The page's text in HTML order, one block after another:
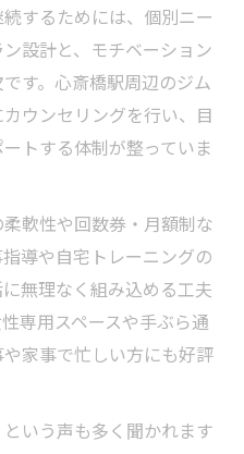
するためには、個別ニー
設計と、モチベーション
す。心斎橋駅周辺のジム
ウンセリングを行い、目
トする体制が整っていま
軟性や回数券・月額制な
導や自宅トレーニングの
無理なく組み込める工夫
専用スペースや手ぶら通
家事で忙しい方にも好評
いう声も多く聞かれます